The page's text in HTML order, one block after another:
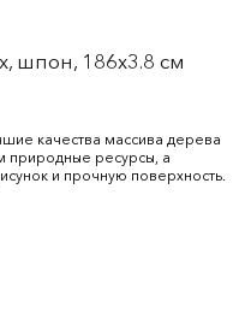
шпон, 186x3.8 см
качества массива дерева
природные ресурсы, а
и прочную поверхность.